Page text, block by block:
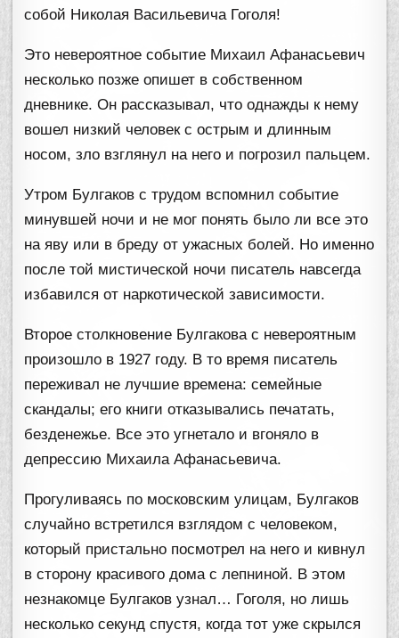
собой Николая Васильевича Гоголя!
Это невероятное событие Михаил Афанасьевич
несколько позже опишет в собственном
дневнике. Он рассказывал, что однажды к нему
вошел низкий человек с острым и длинным
носом, зло взглянул на него и погрозил пальцем.
Утром Булгаков с трудом вспомнил событие
минувшей ночи и не мог понять было ли все это
на яву или в бреду от ужасных болей. Но именно
после той мистической ночи писатель навсегда
избавился от наркотической зависимости.
Второе столкновение Булгакова с невероятным
произошло в 1927 году. В то время писатель
переживал не лучшие времена: семейные
скандалы; его книги отказывались печатать,
безденежье. Все это угнетало и вгоняло в
депрессию Михаила Афанасьевича.
Прогуливаясь по московским улицам, Булгаков
случайно встретился взглядом с человеком,
который пристально посмотрел на него и кивнул
в сторону красивого дома с лепниной. В этом
незнакомце Булгаков узнал… Гоголя, но лишь
несколько секунд спустя, когда тот уже скрылся